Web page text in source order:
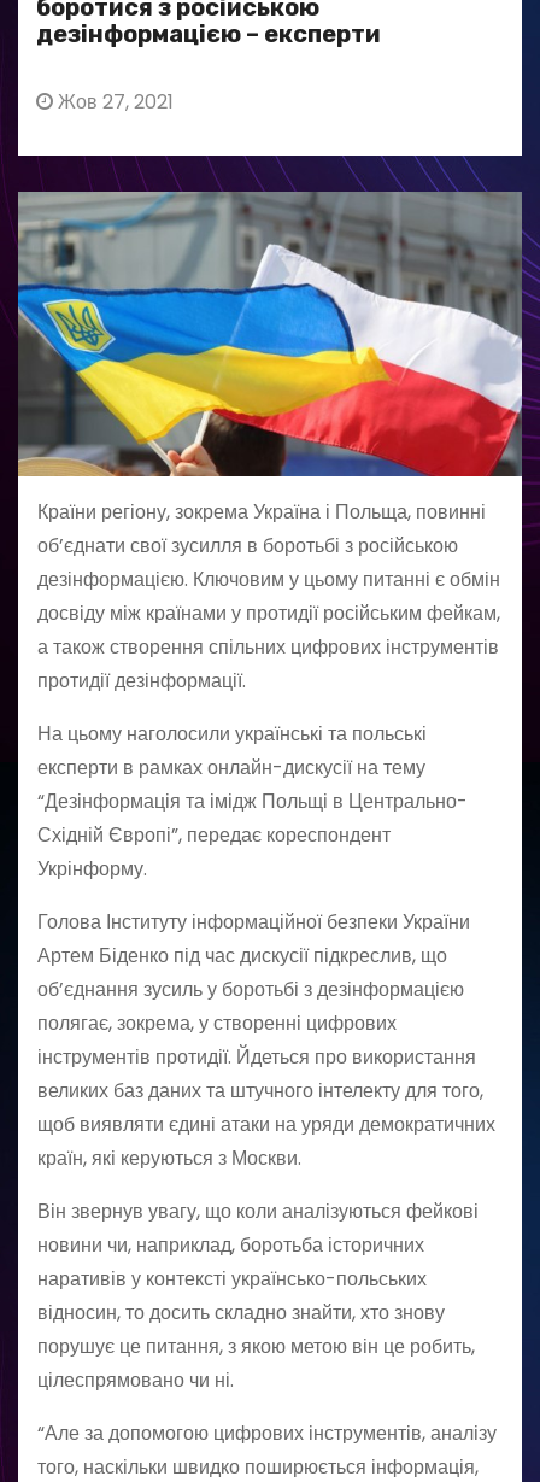
боротися з російською
дезінформацією – експерти
Жов 27, 2021
Країни регіону, зокрема Україна і Польща, повинні
об’єднати свої зусилля в боротьбі з російською
дезінформацією. Ключовим у цьому питанні є обмін
досвіду між країнами у протидії російським фейкам,
а також створення спільних цифрових інструментів
протидії дезінформації.
На цьому наголосили українські та польські
експерти в рамках онлайн-дискусії на тему
“Дезінформація та імідж Польщі в Центрально-
Східній Європі”, передає кореспондент
Укрінформу.
Голова Інституту інформаційної безпеки України
Артем Біденко під час дискусії підкреслив, що
об’єднання зусиль у боротьбі з дезінформацією
полягає, зокрема, у створенні цифрових
інструментів протидії. Йдеться про використання
великих баз даних та штучного інтелекту для того,
щоб виявляти єдині атаки на уряди демократичних
країн, які керуються з Москви.
Він звернув увагу, що коли аналізуються фейкові
новини чи, наприклад, боротьба історичних
наративів у контексті українсько-польських
відносин, то досить складно знайти, хто знову
порушує це питання, з якою метою він це робить,
цілеспрямовано чи ні.
“Але за допомогою цифрових інструментів, аналізу
того, наскільки швидко поширюється інформація,